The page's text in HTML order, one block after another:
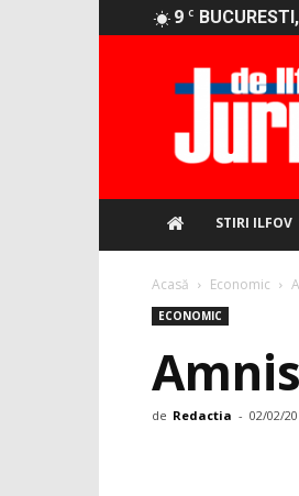
9 C
STIRI ILFOV
Acasă Economic
ECONOMIC
de Redactia - 02/02/